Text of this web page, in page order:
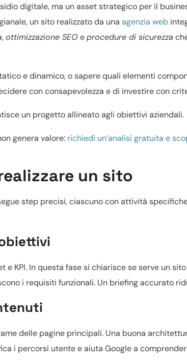
digitale, ma un asset strategico per il
un sito realizzato da una agenzia web
,ottimizzazione SEO eprocedure di sicurezza
e dinamico, o saperequali elementi
con consapevolezza e di investire con
un progetto allineato agli obiettivi aziendali.
genera valore: richiedi un’analisi gratuita e
un sito
step precisi, ciascuno con attività
KPI. In questa fase si chiarisce se serve un
i requisiti funzionali. Un briefing accurato
delle pagine principali. Una buona
i percorsi utente e aiuta Google a